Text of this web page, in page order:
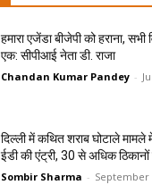
हमारा एजेंडा बीजेपी को हराना, सभी
एक: सीपीआई नेता डी. राजा
Chandan Kumar Pandey -
दिल्ली में कथित शराब घोटाले
ईडी की एंट्री, 30 से अधिक ठिकानों
Sombir Sharma - September